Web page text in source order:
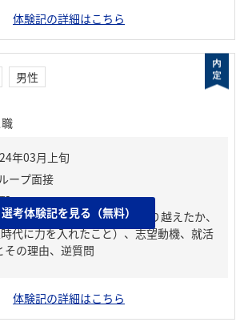
体験記の詳細はこちら
男性
】
で大きな挫折経験。どう乗り越えたか、
代に力を入れたこと）、志望動機、就活
の理由、逆質問
選考体験記を見る（無料）
体験記の詳細はこちら